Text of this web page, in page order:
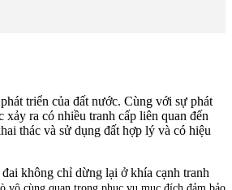
triển của đất nước. Cùng với sự phát
ra có nhiều tranh cấp liên quan đến
thác và sử dụng đất hợp lý và có hiệu
không chỉ dừng lại ở khía cạnh tranh